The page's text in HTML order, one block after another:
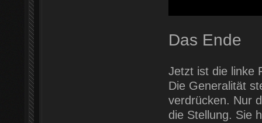
Das Ende
Jetzt ist die linke
Die Generalität
verdrücken. Nur
die Stellung. Sie